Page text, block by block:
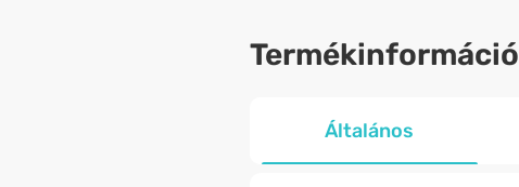
Termékinformáció
Általános